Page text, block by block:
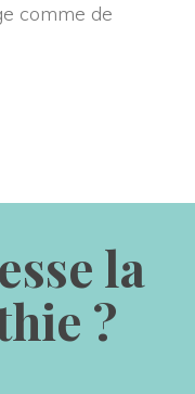
comme de
la
?